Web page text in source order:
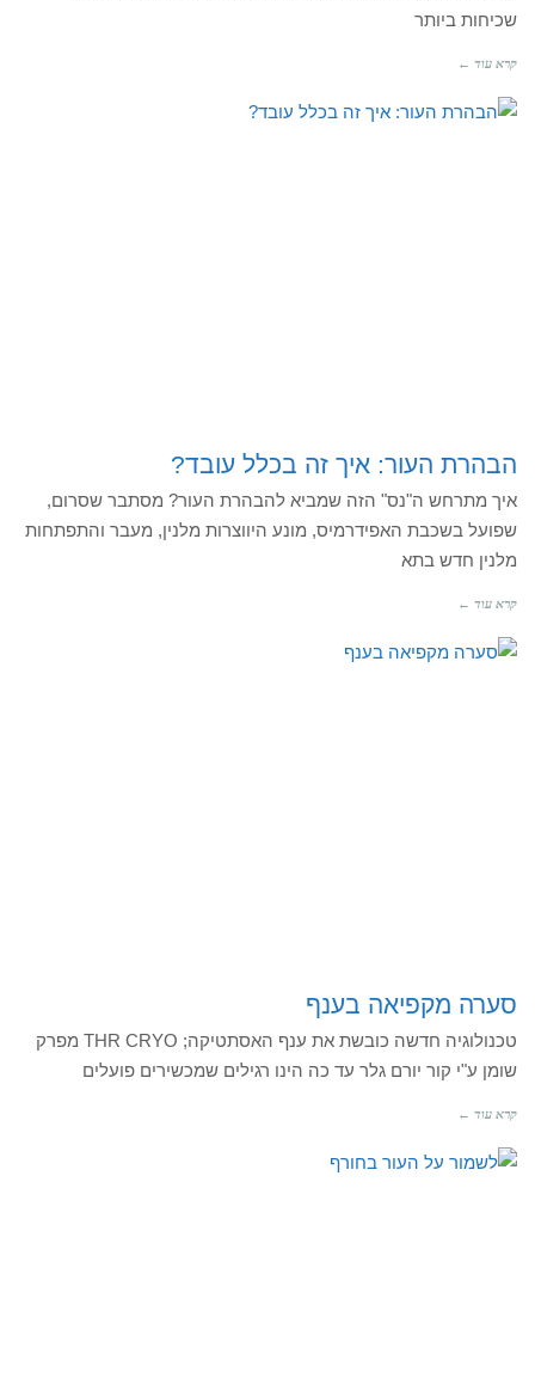
שכיחות ביותר
קרא עוד ←
הבהרת העור: איך זה בכלל עובד?
איך מתרחש ה"נס" הזה שמביא להבהרת העור? מסתבר שסרום,
שפועל בשכבת האפידרמיס, מונע היווצרות מלנין, מעבר והתפתחות
מלנין חדש בתא
קרא עוד ←
סערה מקפיאה בענף
טכנולוגיה חדשה כובשת את ענף האסתטיקה; THR CRYO מפרק
שומן ע"י קור יורם גלר עד כה הינו רגילים שמכשירים פועלים
קרא עוד ←